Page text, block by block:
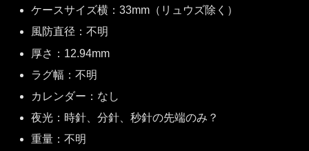
ケースサイズ横：33mm（リュウズ除く）
風防直径：不明
厚さ：12.94mm
ラグ幅：不明
カレンダー：なし
夜光：時針、分針、秒針の先端のみ？
重量：不明